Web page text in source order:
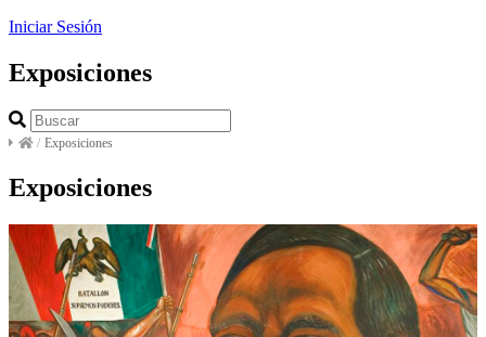
Iniciar Sesión
Exposiciones
/ Exposiciones
Exposiciones